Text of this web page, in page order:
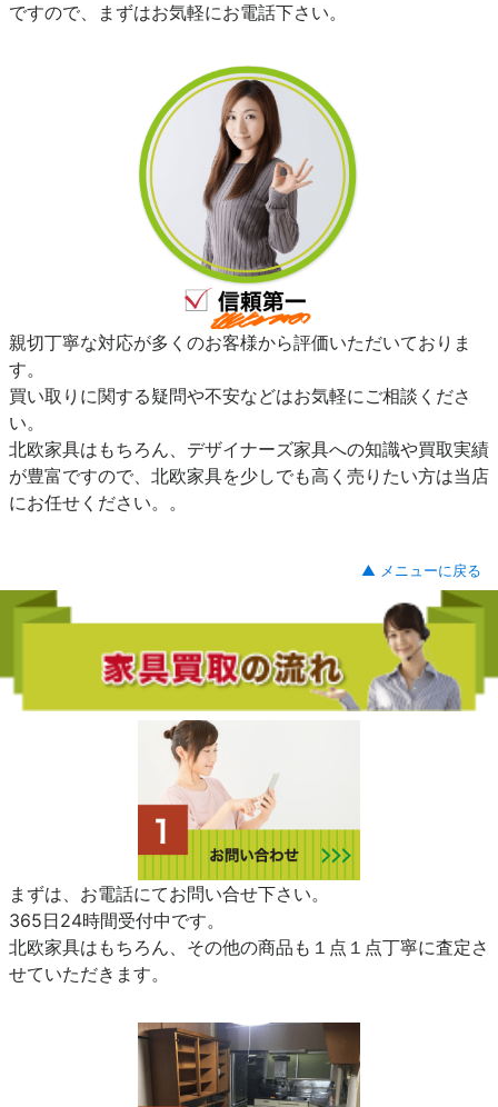
ですので、まずはお気軽にお電話下さい。
親切丁寧な対応が多くのお客様から評価いただいておりま
す。
買い取りに関する疑問や不安などはお気軽にご相談くださ
い。
北欧家具はもちろん、デザイナーズ家具への知識や買取実績
が豊富ですので、北欧家具を少しでも高く売りたい方は当店
にお任せください。。
▲ メニューに戻る
まずは、お電話にてお問い合せ下さい。
365日24時間受付中です。
北欧家具はもちろん、その他の商品も１点１点丁寧に査定さ
せていただきます。